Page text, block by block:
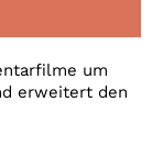
um
erweitert den